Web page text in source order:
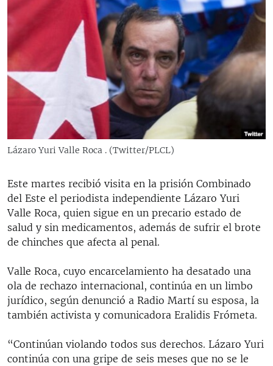
la
búsqueda
ARTE Y ENTRETENIMIENTO
OPINIÓN GRÁFICA
AUDIOVISUALES MARTÍ
RADIO MARTÍ
ESPECIALES
ESPECIALES
LA REALIDAD DE LA VIVIENDA EN CUBA
KENTU-CUBANO
LOS SANTOS DE HIALEAH
DESINFORMACIÓN RUSA EN AMÉRICA LATINA
LA INVASIÓN DE RUSIA A UCRANIA
MULTIMEDIA
EDITORIALES
Lázaro Yuri Valle Roca . (Twitter/PLCL)
Este martes recibió visita en la prisión Combinado
del Este el periodista independiente Lázaro Yuri
Valle Roca, quien sigue en un precario estado de
salud y sin medicamentos, además de sufrir el brote
de chinches que afecta al penal.
Valle Roca, cuyo encarcelamiento ha desatado una
ola de rechazo internacional, continúa en un limbo
jurídico, según denunció a Radio Martí su esposa, la
también activista y comunicadora Eralidis Frómeta.
“Continúan violando todos sus derechos. Lázaro Yuri
continúa con una gripe de seis meses que no se le